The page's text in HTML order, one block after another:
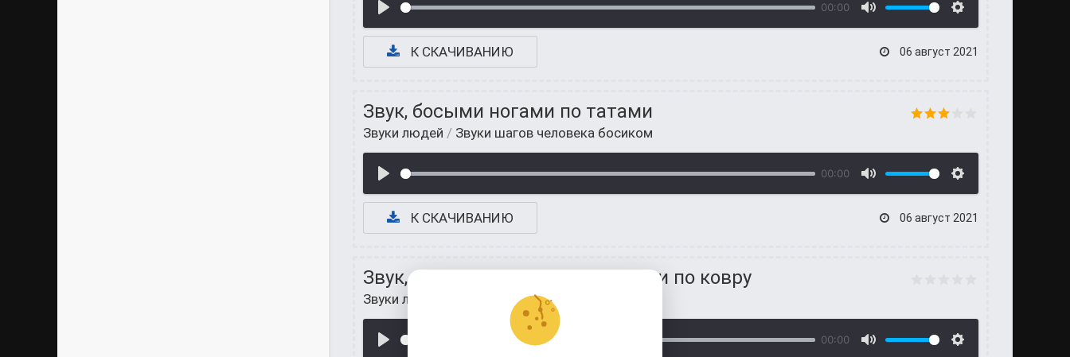
00:00
К СКАЧИВАНИЮ 06 август 2021
Звук, босыми ногами по татами
Звуки людей / Звуки шагов человека босиком
00:00
К СКАЧИВАНИЮ 06 август 2021
Звук, когда ходят голыми нонами по ковру
Звуки людей Звуки шагов человека босиком
00:00